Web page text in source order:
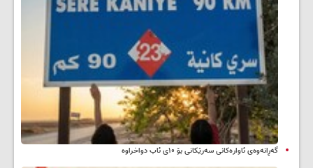
گەڕانەوەی ئاوارەکانی سەرێکانی بۆ ۱۰ی ئاب دواخراوە